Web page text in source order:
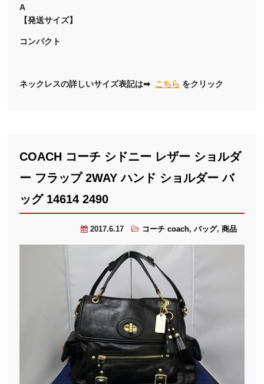
A
【発送サイズ】
コンパクト
ネックレスの詳しいサイズ表記は➡ こちら をクリック
COACH コーチ シドニー レザー ショルダ
ー フラップ 2WAY ハンド ショルダー バ
ッグ 14614 2490
2017.6.17 コーチ coach, バッグ, 商品